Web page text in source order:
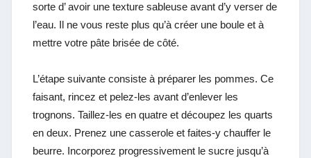
sorte d’ avoir une texture sableuse avant d’y verser de
l’eau. Il ne vous reste plus qu’à créer une boule et à
mettre votre pâte brisée de côté.
L’étape suivante consiste à préparer les pommes. Ce
faisant, rincez et pelez-les avant d’enlever les
trognons. Taillez-les en quatre et découpez les quarts
en deux. Prenez une casserole et faites-y chauffer le
beurre. Incorporez progressivement le sucre jusqu’à